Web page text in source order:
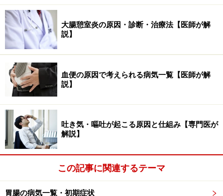
髄膜炎
偏頭痛
緑内障
メニエール病
乗り物酔い
歯磨きなどの咽頭の刺激
心理的要因
■末梢神経系
胃腸のほか、胆石や尿路結石など内臓系の病気で起こり
ます。心筋梗塞でも吐き気が起こることがあります。
食中毒
大腸憩室炎の原因・診断・治療法【医師が解
説】
血便の原因で考えられる病気一覧【医師が解
説】
吐き気・嘔吐が起こる原因と仕組み【専門医が
解説】
この記事に関連するテーマ
胃腸の病気一覧・初期症状